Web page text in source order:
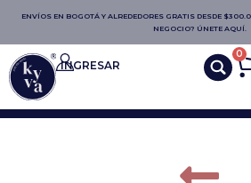
ENVÍOS EN BOGOTÁ Y ALREDEDORES GRATIS DESDE
NEGOCIO? ÚNETE AQUÍ.
INGRESAR
0